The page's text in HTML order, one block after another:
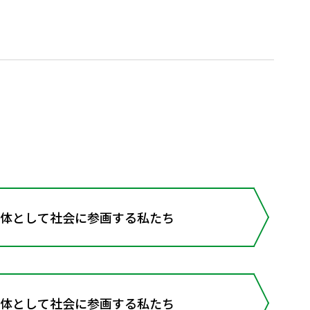
として社会に参画する私たち
として社会に参画する私たち